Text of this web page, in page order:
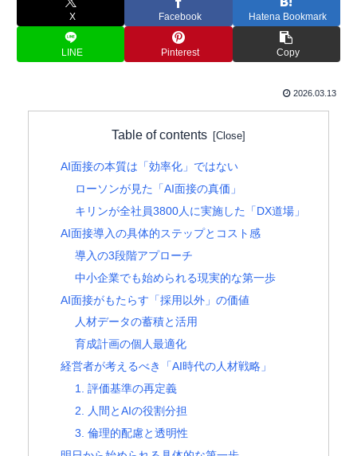
X Facebook Hatena Bookmark
LINE Pinterest Copy
2026.03.13
Table of contents
AI面接の本質は「効率化」ではない
ローソンが見た「AI面接の真価」
キリンが全社員3800人に実施した「DX道場」
AI面接導入の具体的ステップとコスト感
導入の3段階アプローチ
中小企業でも始められる現実的な第一歩
AI面接がもたらす「採用以外」の価値
人材データの蓄積と活用
育成計画の個人最適化
経営者が考えるべき「AI時代の人材戦略」
1. 評価基準の再定義
2. 人間とAIの役割分担
3. 倫理的配慮と透明性